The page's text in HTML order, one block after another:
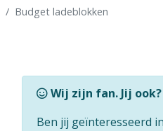
Budget ladeblokken
Wij zijn fan. Jij ook?
Ben jij geïnteresseerd